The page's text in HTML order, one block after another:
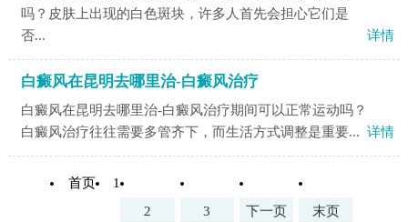
吗？皮肤上出现的白色斑块，许多人首先会担心它们是
否...
详情
白癜风在昆明去哪里治-白癜风治疗
白癜风在昆明去哪里治-白癜风治疗期间可以正常运动吗？
白癜风治疗往往需要多管齐下，而生活方式调整是重要... 详情
首页
1
2
3 下一页 末页